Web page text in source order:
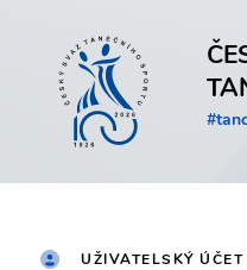
UŽIVATELSKÝ ÚČET